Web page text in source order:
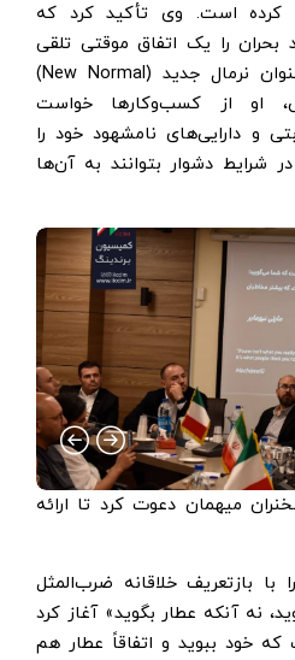
کرده است. وی تأکید کرد که
بحران را یک اتفاق موقتی تلقی
کنند، بلکه باید آن را به‌عنوان نرمال جدید (New Normal)
او از کسب‌وکارها خواست
و دارایی‌های نامشهود خود را
شرایط دشوار بتوانند به آن‌ها
میهمان دعوت کرد تا ارائه
بازتعریف خلاقانه ضرب‌المثل
نه آنکه عطار بگوید» آغاز کرد
خود ببوید و اتفاقاً عطار هم